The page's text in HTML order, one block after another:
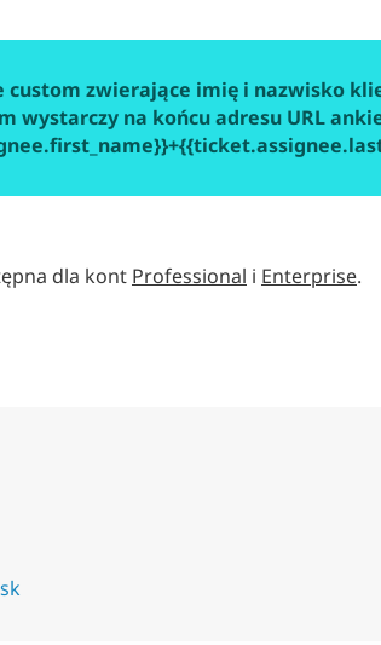
custom zwierające imię i nazwisko
wystarczy na końcu adresu URL
dla kont Professional i Enterprise.